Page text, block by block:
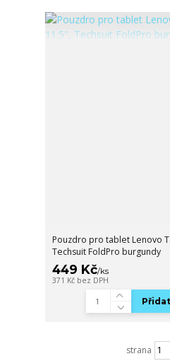
Pouzdro pro tablet Lenovo
Techsuit FoldPro burgundy
449 Kč/ks
371 Kč bez DPH
strana